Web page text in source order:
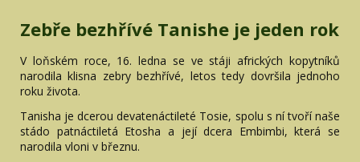
Zebře bezhřívé Tanishe je jeden rok
V loňském roce, 16. ledna se ve stáji afrických kopytníků
narodila klisna zebry bezhřívé, letos tedy dovršila jednoho
roku života.
Tanisha je dcerou devatenáctileté Tosie, spolu s ní tvoří naše
stádo patnáctiletá Etosha a její dcera Embimbi, která se
narodila vloni v březnu.